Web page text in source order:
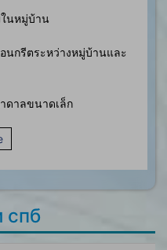
นหมู่บ้าน
นกรีตระหว่างหมู่บ้านและ
ดาลขนาดเล็ก
спб